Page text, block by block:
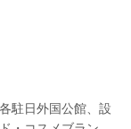
駐日外国公館、設